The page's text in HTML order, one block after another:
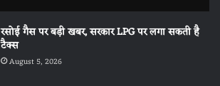
रसोई गैस पर बड़ी खबर, सरकार LPG पर लगा सकती है
टैक्स
August 5, 2026